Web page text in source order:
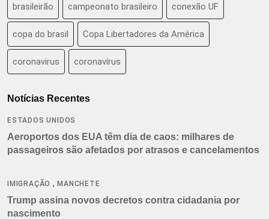
brasileirão campeonato brasileiro conexão UF
copa do brasil Copa Libertadores da América
coronavirus coronavírus
Notícias Recentes
ESTADOS UNIDOS
Aeroportos dos EUA têm dia de caos: milhares de
passageiros são afetados por atrasos e cancelamentos
IMIGRAÇÃO ,MANCHETE
Trump assina novos decretos contra cidadania por
nascimento